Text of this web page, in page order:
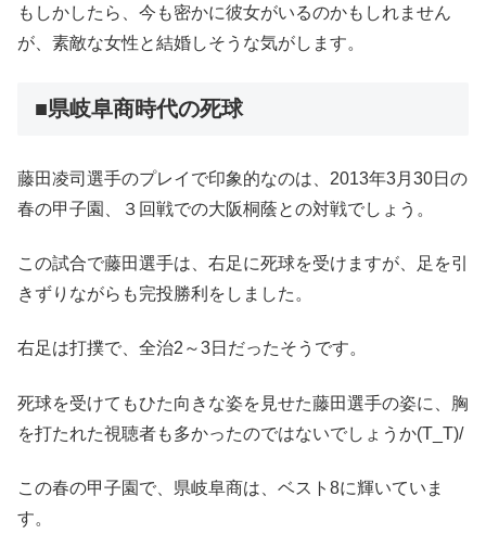
もしかしたら、今も密かに彼女がいるのかもしれません
が、素敵な女性と結婚しそうな気がします。
■県岐阜商時代の死球
藤田凌司選手のプレイで印象的なのは、2013年3月30日の
春の甲子園、３回戦での大阪桐蔭との対戦でしょう。
この試合で藤田選手は、右足に死球を受けますが、足を引
きずりながらも完投勝利をしました。
右足は打撲で、全治2～3日だったそうです。
死球を受けてもひた向きな姿を見せた藤田選手の姿に、胸
を打たれた視聴者も多かったのではないでしょうか(T_T)/
この春の甲子園で、県岐阜商は、ベスト8に輝いていま
す。